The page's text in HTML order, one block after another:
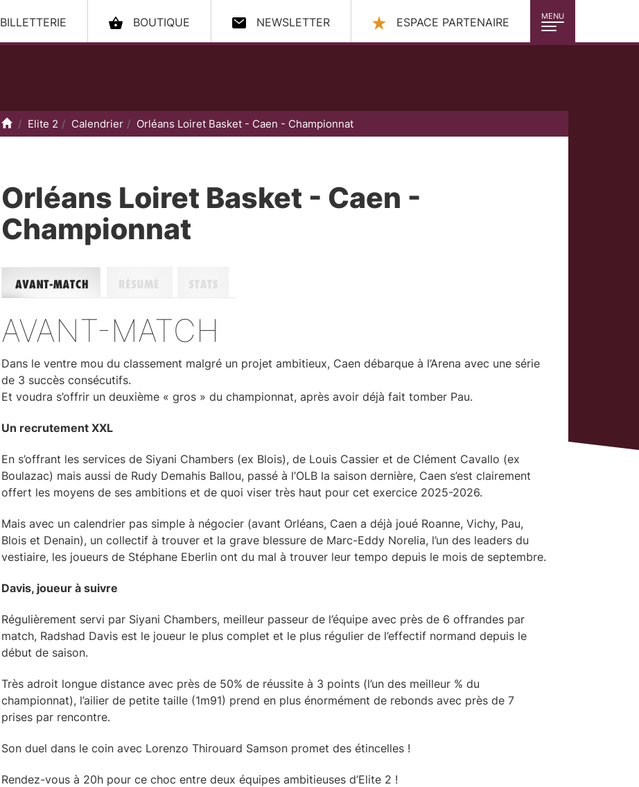
MENU
BILLETTERIE BOUTIQUE NEWSLETTER ESPACE PARTENAIRE
Accueil
Elite 2 Calendrier Orléans Loiret Basket - Caen - Championnat
Orléans Loiret Basket - Caen -
Championnat
AVANT-MATCH
Dans le ventre mou du classement malgré un projet ambitieux, Caen débarque à l’Arena avec une série
de 3 succès consécutifs.
Et voudra s’offrir un deuxième « gros » du championnat, après avoir déjà fait tomber Pau.
Un recrutement XXL
En s’offrant les services de Siyani Chambers (ex Blois), de Louis Cassier et de Clément Cavallo (ex
Boulazac) mais aussi de Rudy Demahis Ballou, passé à l’OLB la saison dernière, Caen s’est clairement
offert les moyens de ses ambitions et de quoi viser très haut pour cet exercice 2025-2026.
Mais avec un calendrier pas simple à négocier (avant Orléans, Caen a déjà joué Roanne, Vichy, Pau,
Blois et Denain), un collectif à trouver et la grave blessure de Marc-Eddy Norelia, l’un des leaders du
vestiaire, les joueurs de Stéphane Eberlin ont du mal à trouver leur tempo depuis le mois de septembre.
Davis, joueur à suivre
Régulièrement servi par Siyani Chambers, meilleur passeur de l’équipe avec près de 6 offrandes par
match, Radshad Davis est le joueur le plus complet et le plus régulier de l’effectif normand depuis le
début de saison.
Très adroit longue distance avec près de 50% de réussite à 3 points (l’un des meilleur % du
championnat), l’ailier de petite taille (1m91) prend en plus énormément de rebonds avec près de 7
prises par rencontre.
Son duel dans le coin avec Lorenzo Thirouard Samson promet des étincelles !
Rendez-vous à 20h pour ce choc entre deux équipes ambitieuses d’Elite 2 !